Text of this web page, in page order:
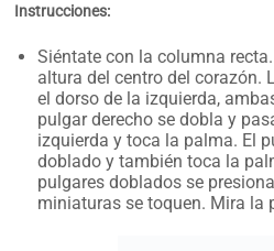
Instrucciones:
Siéntate con la columna
altura del centro del corazón.
el dorso de la izquierda,
pulgar derecho se dobla y
izquierda y toca la palma. El
doblado y también toca la
pulgares doblados se
miniaturas se toquen. Mira la